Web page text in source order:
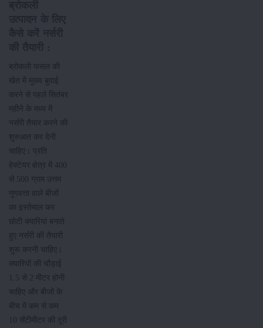
ब्रोकली फसल की
खेत में मुख्य बुवाई
करने से पहले सितंबर
महीने के मध्य में
नर्सरी तैयार करने की
शुरुआत कर देनी
चाहिए। प्रति
हेक्टेयर क्षेत्र में 400
से 500 ग्राम उत्तम
गुणवत्ता वाले बीजों
का इस्तेमाल कर
छोटी क्यारियां बनाते
हुए नर्सरी की तैयारी
शुरू करनी चाहिए।
क्यारियों की चौड़ाई
1.5 से 2 मीटर होनी
चाहिए और बीजों के
बीच में कम से कम
10 सेंटीमीटर की दूरी